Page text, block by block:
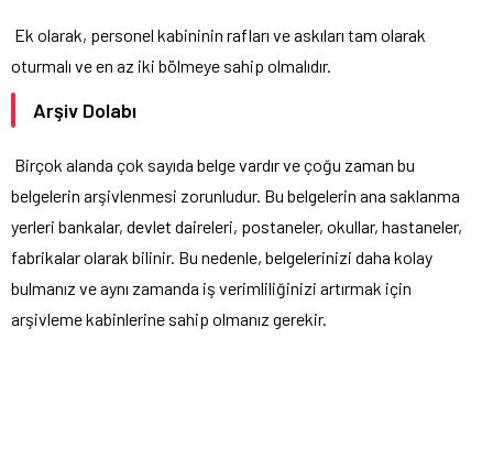
Ek olarak, personel kabininin rafları ve askıları tam olarak
oturmalı ve en az iki bölmeye sahip olmalıdır.
Arşiv Dolabı
Birçok alanda çok sayıda belge vardır ve çoğu zaman bu
belgelerin arşivlenmesi zorunludur. Bu belgelerin ana saklanma
yerleri bankalar, devlet daireleri, postaneler, okullar, hastaneler,
fabrikalar olarak bilinir. Bu nedenle, belgelerinizi daha kolay
bulmanız ve aynı zamanda iş verimliliğinizi artırmak için
arşivleme kabinlerine sahip olmanız gerekir.